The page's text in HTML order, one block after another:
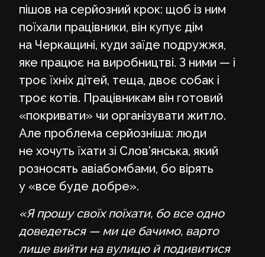
пішов на серйозний крок: щоб із ним
поїхали працівники, він купує дім
на Черкащині, куди заїде подружжя,
яке працює на виробництві. З ними — і
троє їхніх дітей, теща, двоє собак і
троє котів. Працівникам він готовий
«покривати» чи організувати житло.
Але проблема серйозніша: люди
не хочуть їхати зі Слов’янська, який
розносять авіабомбами, бо вірять
у «все буде добре».
«Я прошу своїх поїхати, бо все одно
доведеться — ми це бачимо, варто
лише вийти на вулицю й подивитися